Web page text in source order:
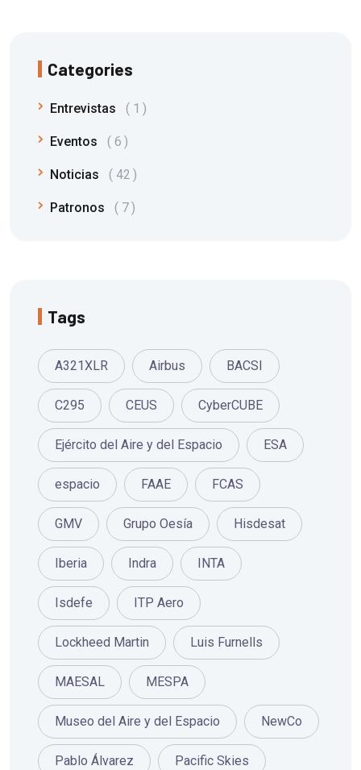
Categories
Entrevistas 1
Eventos 6
Noticias 42
Patronos 7
Tags
A321XLR Airbus BACSI
C295 CEUS CyberCUBE
Ejército del Aire y del Espacio ESA
espacio FAAE FCAS
GMV Grupo Oesía Hisdesat
Iberia Indra INTA
Isdefe ITP Aero
Lockheed Martin Luis Furnells
MAESAL MESPA
Museo del Aire y del Espacio NewCo
Pablo Álvarez Pacific Skies